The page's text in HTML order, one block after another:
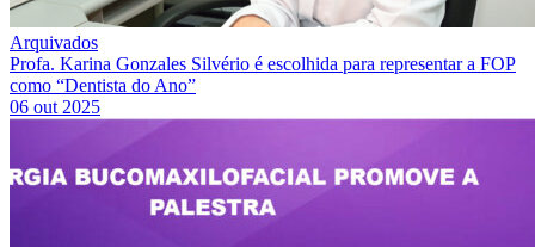
Arquivados
Profa. Karina Gonzales Silvério é escolhida para representar a FOP
como “Dentista do Ano”
06 out 2025